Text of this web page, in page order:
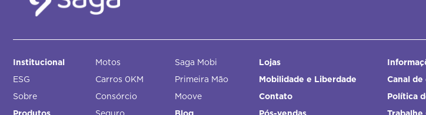
Institucional
ESG
Sobre
Motos
Carros 0KM
Consórcio
Saga Mobi
Primeira Mão
Moove
Lojas
Mobilidade e Liberdade
Contato
Canal de
Política